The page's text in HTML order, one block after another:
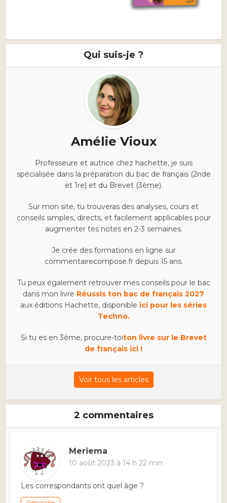
Qui suis-je ?
Amélie Vioux
Professeure et autrice chez hachette, je suis
spécialisée dans la préparation du bac de français (2nde
et 1re) et du Brevet (3ème).
Sur mon site, tu trouveras des analyses, cours et
conseils simples, directs, et facilement applicables pour
augmenter tes notes en 2-3 semaines.
Je crée des formations en ligne sur
commentairecompose.fr depuis 15 ans.
Tu peux également retrouver mes conseils pour le bac
dans mon livre Réussis ton bac de français 2027
aux éditions Hachette, disponible ici pour les séries
Techno.
Si tu es en 3ème, procure-toiton livre sur le Brevet
de français ici !
Voir tous les articles
2 commentaires
Meriema
10 août 2023 à 14 h 22 min
Les correspondants ont quel âge ?